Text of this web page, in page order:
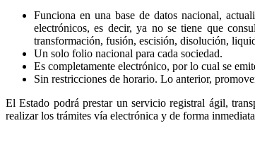
Funciona en una base de datos nacional,
electrónicos, es decir, ya no se tiene que
transformación, fusión, escisión, disolución,
Un solo folio nacional para cada sociedad.
Es completamente electrónico, por lo cual se
Sin restricciones de horario. Lo anterior,
El Estado podrá prestar un servicio registral ágil,
realizar los trámites vía electrónica y de forma